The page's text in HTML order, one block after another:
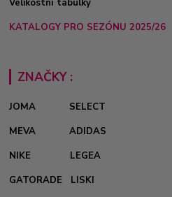
Velikostní tabulky
KATALOGY PRO SEZÓNU 2025/26
ZNAČKY :
JOMA
SELECT
MEVA
ADIDAS
NIKE
LEGEA
GATORADE
LISKI